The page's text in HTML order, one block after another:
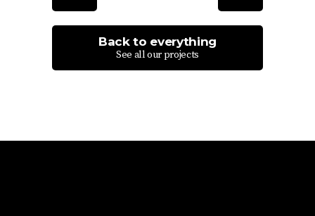
Back to everything
See all our projects